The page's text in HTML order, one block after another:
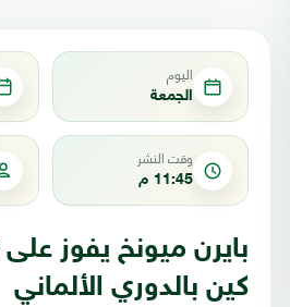
اليوم
الجمعة
وقت النشر
11:45 م
بايرن ميونخ يفوز
كين بالدوري الألماني